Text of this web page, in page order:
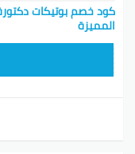
المميزة